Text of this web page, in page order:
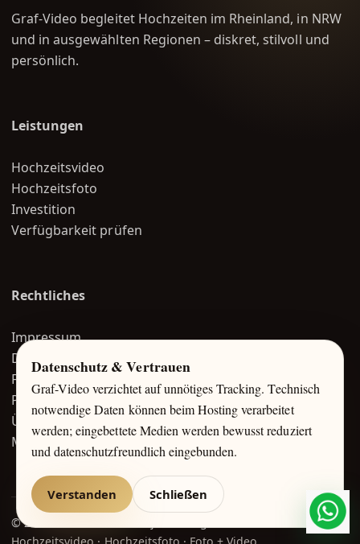
Graf-Video begleitet Hochzeiten im Rheinland, in NRW
und in ausgewählten Regionen – diskret, stilvoll und
persönlich.
Leistungen
Hochzeitsvideo
Hochzeitsfoto
Investition
Verfügbarkeit prüfen
Rechtliches
Impressum
Datenschutz
FAQ
Portfolio
Über mich
Magazin
© 2026 Graf-Video / Alexej Graf-Unger
Hochzeitsvideo · Hochzeitsfoto · Foto + Video
Datenschutz & Vertrauen
Graf-Video verzichtet auf unnötiges Tracking. Technisch
notwendige Daten können beim Hosting verarbeitet
werden; eingebettete Medien werden bewusst reduziert
und datenschutzfreundlich eingebunden.
Verstanden Schließen